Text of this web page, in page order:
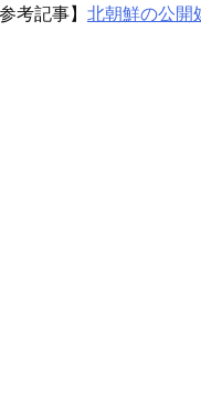
参考記事】 北朝鮮の公開